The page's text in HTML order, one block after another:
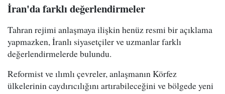
İran'da farklı değerlendirmeler
Tahran rejimi anlaşmaya ilişkin henüz resmi bir açıklama
yapmazken, İranlı siyasetçiler ve uzmanlar farklı
değerlendirmelerde bulundu.
Reformist ve ılımlı çevreler, anlaşmanın Körfez
ülkelerinin caydırıcılığını artırabileceğini ve bölgede yeni